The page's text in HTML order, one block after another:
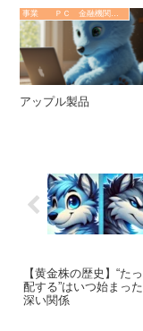
事業 ＰＣ 金融機関 その他
アップル製品
【黄金株の歴史】“た
配する”はいつ始まっ
深い関係